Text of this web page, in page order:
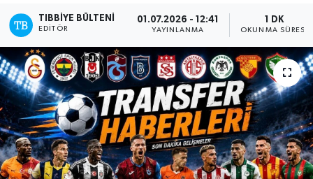
TIBBIYE BÜLTENI
EDITÖR
01.07.2026 - 12:41
YAYINLANMA
1 DK
OKUNMA SÜRESI